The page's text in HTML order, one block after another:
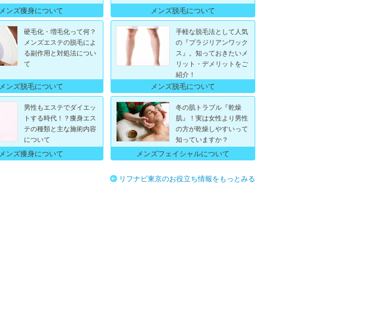
メンズ痩身について メンズ脱毛について
硬毛化・増毛化って何？
メンズエステの脱毛によ
る副作用と対処法につい
て
メンズ脱毛について
手軽な脱毛法として人気
の『ブラジリアンワック
ス』。知っておきたいメ
リット・デメリットをご
紹介！
メンズ脱毛について
男性もエステでダイエッ
トする時代！？痩身エス
テの種類と主な施術内容
について
メンズ痩身について
冬の肌トラブル『乾燥
肌』！実は女性より男性
の方が乾燥しやすいって
知っていますか？
メンズフェイシャルについて
リフナビ東京のお役立ち情報をもっとみる